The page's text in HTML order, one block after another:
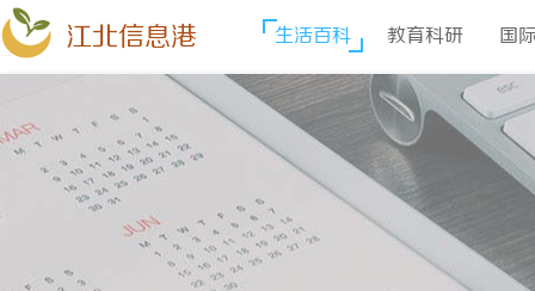
江北信息港 生活百科 教育科研 国